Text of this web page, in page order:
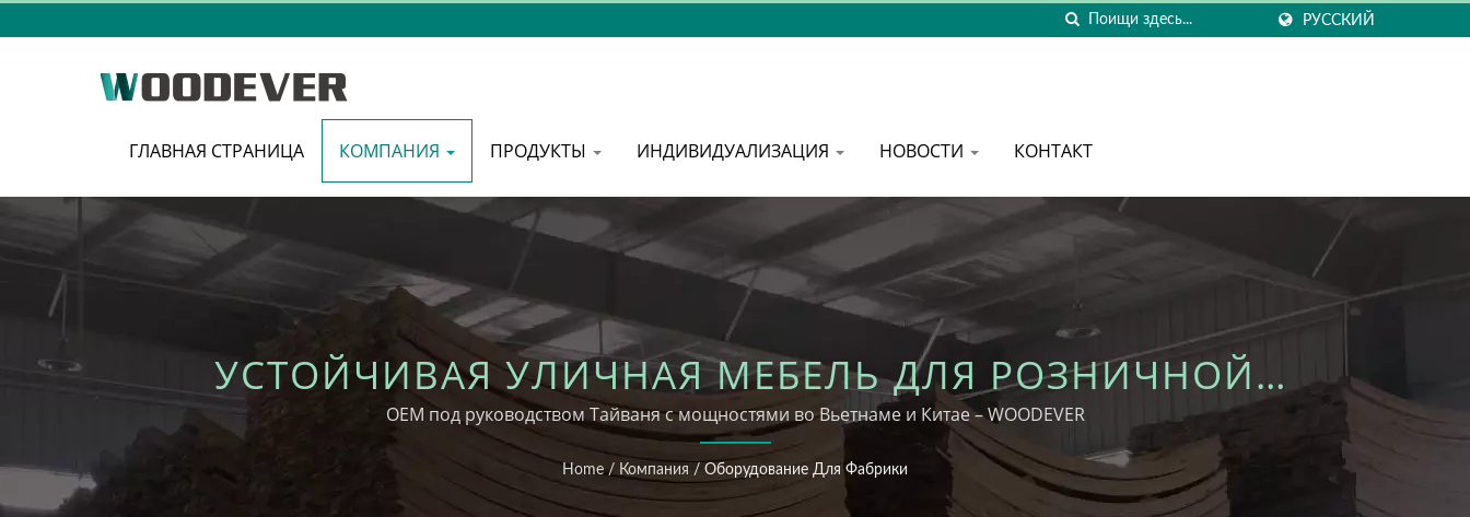
РУССКИЙ
ГЛАВНАЯ СТРАНИЦА КОМПАНИЯ ПРОДУКТЫ ИНДИВИДУАЛИЗАЦИЯ НОВОСТИ КОНТАКТ
УСТОЙЧИВАЯ УЛИЧНАЯ МЕБЕЛЬ ДЛЯ РОЗНИЧНОЙ
ТОРГОВЛИ И ГОСТИНИЧНОГО БИЗНЕСА – WOODEVER
OEM под руководством Тайваня с мощностями во Вьетнаме и Китае – WOODEVER
Home / Компания / Оборудование Для Фабрики